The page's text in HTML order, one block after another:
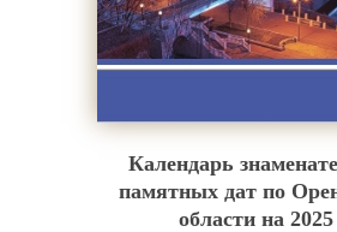
Календарь
памятных дат по
области на 2025